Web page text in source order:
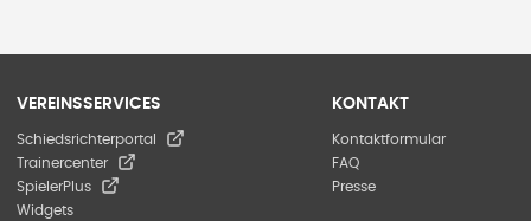
VEREINSSERVICES
Schiedsrichterportal
Trainercenter
SpielerPlus
Widgets
KONTAKT
Kontaktformular
FAQ
Presse